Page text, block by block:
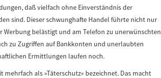
daß vielfach ohne Einverständnis der
sind. Dieser schwunghafte Handel führte nicht nur
belästigt und am Telefon zu unerwünschten
zu Zugriffen auf Bankkonten und unerlaubten
Ermittlungen laufen noch.
als »Täterschutz« bezeichnet. Das macht